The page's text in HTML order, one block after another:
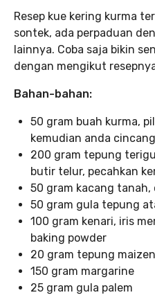
Resep kue kering kurma
sontek, ada perpaduan
lainnya. Coba saja bikin
dengan mengikut
Bahan-bahan:
50 gram buah kurma,
kemudian anda
200 gram tepung
butir telur, pecahkan
50 gram kacang tanah,
50 gram gula tepung
100 gram kenari, iris
baking powder
20 gram tepung
150 gram margarine
25 gram gula palem